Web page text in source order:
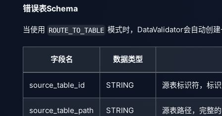
错误表Schema
当使用 ROUTE_TO_TABLE 模式时，DataValidator会自动创
字段名 数据类型
source_table_id STRING 源表标识符，标
source_table_path STRING 源表路径，完整